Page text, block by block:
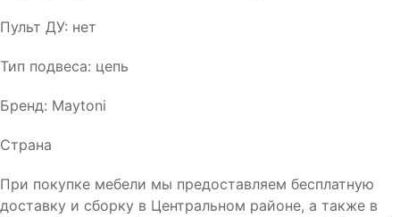
Пульт ДУ: нет
Тип подвеса: цепь
Бренд: Maytoni
Страна
При покупке мебели мы предоставляем бесплатную
доставку и сборку в Центральном районе, а также в